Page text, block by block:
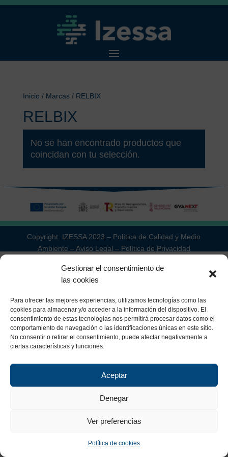
Gestionar el consentimiento de
las cookies
Para ofrecer las mejores experiencias, utilizamos tecnologías como las
cookies para almacenar y/o acceder a la información del dispositivo. El
consentimiento de estas tecnologías nos permitirá procesar datos como el
comportamiento de navegación o las identificaciones únicas en este sitio.
No consentir o retirar el consentimiento, puede afectar negativamente a
ciertas características y funciones.
Aceptar
Denegar
Ver preferencias
Política de cookies
Inicio / Marcas / RELBIX
RELBIX
No se han encontrado productos que
coincidan con tu selección.
Copyright. IZESSA 2023 – Política de Calidad y Medio
Ambiente –Aviso Legal – Política de Privacidad